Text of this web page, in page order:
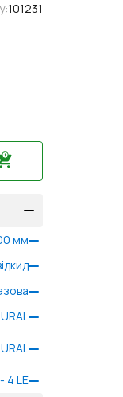
:101231
мм
4 LE